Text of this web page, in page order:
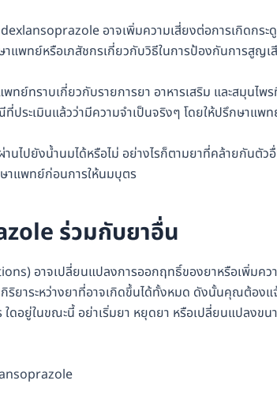
อาจเพิ่มความเสี่ยงต่อการเกิดกระดู
าแพทย์หรือเภสัชกรเกี่ยวกับวิธีในการป้องกันการสูญเ
ย์ทราบเกี่ยวกับรายการยา อาหารเสริม และสมุนไพ
ประเมินแล้วว่ามีความจำเป็นจริงๆ โดยให้ปรึกษาแพ
ไปยังน้ำนมได้หรือไม่ อย่างไรก็ตามยาที่คล้ายกันตัว
าแพทย์ก่อนการให้นมบุตร
ร่วมกับยาอื่น
อาจเปลี่ยนแปลงการออกฤทธิ์ของยาหรือเพิ่มคว
ริยาระหว่างยาที่อาจเกิดขึ้นได้ทั้งหมด ดังนั้นคุณต้อง
ดอยู่ในขณะนี้ อย่าเริ่มยา หยุดยา หรือเปลี่ยนแปลงขน